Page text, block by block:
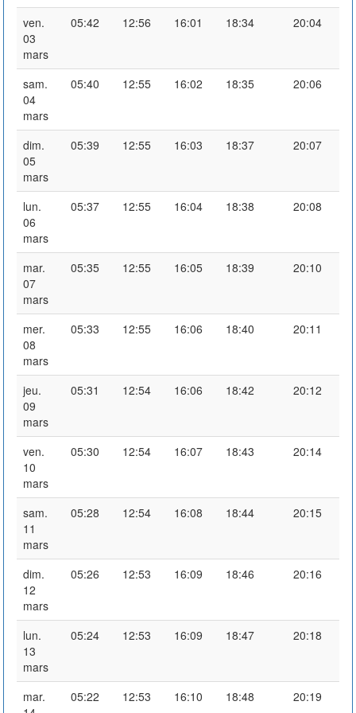
ven.
03
mars
05:42 12:56 16:01 18:34 20:04
sam.
04
mars
05:40 12:55 16:02 18:35 20:06
dim.
05
mars
05:39 12:55 16:03 18:37 20:07
lun.
06
mars
05:37 12:55 16:04 18:38 20:08
mar.
07
mars
05:35 12:55 16:05 18:39 20:10
mer.
08
mars
05:33 12:55 16:06 18:40 20:11
jeu.
09
mars
05:31 12:54 16:06 18:42 20:12
ven.
10
mars
05:30 12:54 16:07 18:43 20:14
sam.
11
mars
05:28 12:54 16:08 18:44 20:15
dim.
12
mars
05:26 12:53 16:09 18:46 20:16
lun.
13
mars
05:24 12:53 16:09 18:47 20:18
mar.
05:22 12:53 16:10 18:48 20:19